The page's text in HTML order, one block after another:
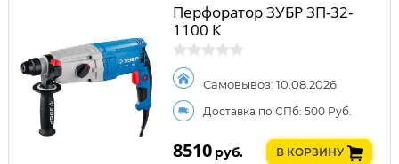
Перфоратор ЗУБР ЗП-32-
1100 К
Самовывоз: 10.08.2026
Доставка по СПб: 500 Руб.
8510 руб. В КОРЗИНУ